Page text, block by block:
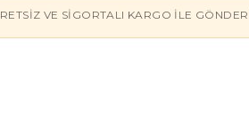
VE SIGORTALI KARGO ILE